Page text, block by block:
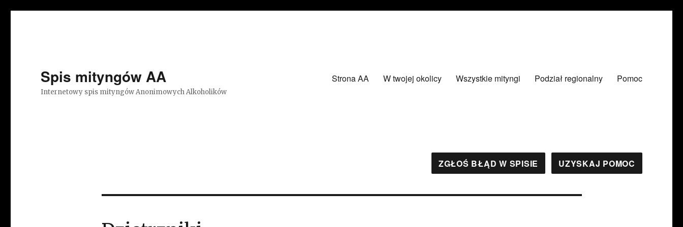
Spis mityngów AA
Internetowy spis mityngów Anonimowych Alkoholików
Strona AA W twojej okolicy Wszystkie mityngi Podział regionalny Pomoc
ZGŁOŚ BŁĄD W SPISIE UZYSKAJ POMOC